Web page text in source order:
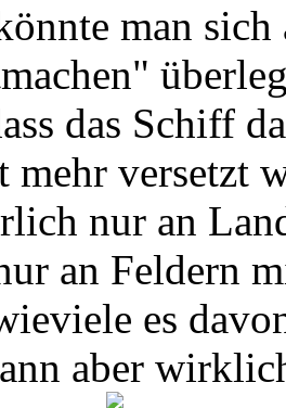
man sich
das Schiff
mehr versetzt
nur an
an Feldern
es
aber